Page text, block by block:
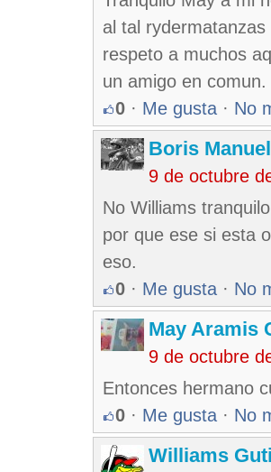
al tal
respeto a muchos
un amigo en comun.
0 · Me gusta · No
Boris
9 de octubre
No Williams
por que ese si esta
eso.
0 · Me gusta · No
May Aramis
9 de octubre
Entonces hermano
0 · Me gusta · No
Williams